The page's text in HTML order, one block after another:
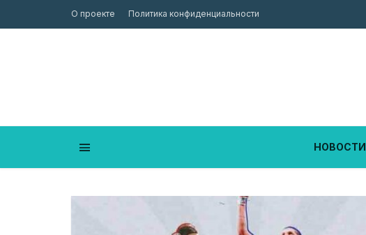
О проекте Политика конфиденциальности
НОВОСТИ